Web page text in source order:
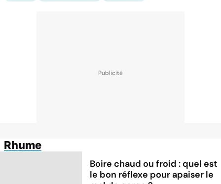
Rhume
Boire chaud ou froid : quel est
le bon réflexe pour apaiser le